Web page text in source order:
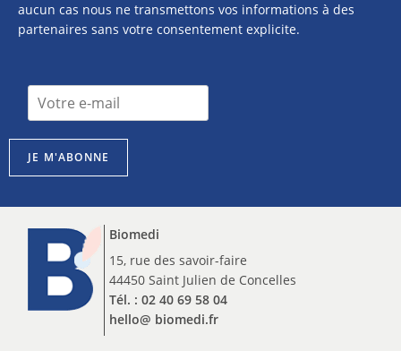
aucun cas nous ne transmettons vos informations à des
partenaires sans votre consentement explicite.
c
i
t
I
r
i
e
JE M'ABONNE
Biomedi
15, rue des savoir-faire
44450 Saint Julien de Concelles
Tél. : 02 40 69 58 04
hello@ biomedi.fr